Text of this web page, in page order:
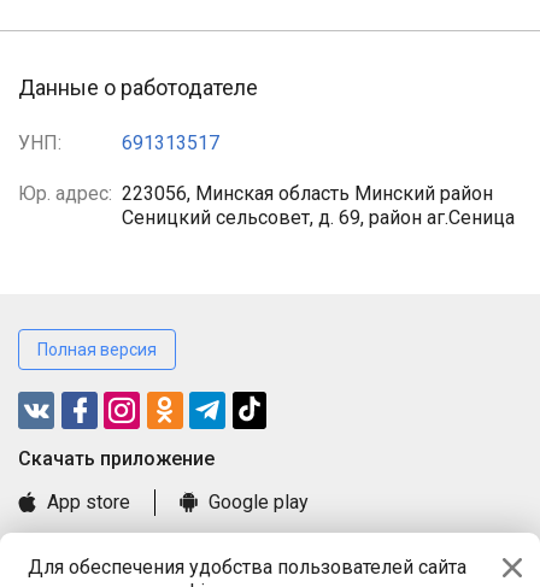
Для обеспечения удобства пользователей сайта
Данные о работодателе
УНП: 691313517
Юр. адрес: 223056, Минская область Минский район
Сеницкий сельсовет, д. 69, район аг.Сеница
Полная версия
Cкачать приложение
App store
Google play
Книга замечаний и предложений